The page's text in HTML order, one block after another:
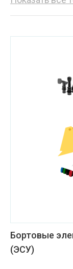
Бортовые
(ЭСУ)